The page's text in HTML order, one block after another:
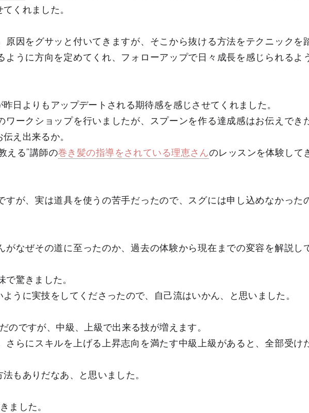
くれました。
原因をグサッと付いてきますが、そこから抜ける方法をテクニックを
ように方向を定めてくれ、フォローアップで日々成長を感じられるよ
日よりもアップデートされる期待感を感じさせてくれました。
ワークショップを行いましたが、スプーンを作る達成感はお伝えでき
え出来るか。
える”講師の巻き髪の指導をされている理恵さんのレッスンを体験して
すが、実は道具を使うの苦手だったので、スグには申し込めなかった
がなぜその道に至ったのか、過去の体験から現在までの変容を解説し
驚きました。
うに実技をしてくださったので、自己流はいかん、と思いました。
のですが、中級、上級で出来る技が増えます。
さらにスキルを上げる上昇志向を満たす中級上級があると、全部受け
もありだなあ、と思いました。
ました。